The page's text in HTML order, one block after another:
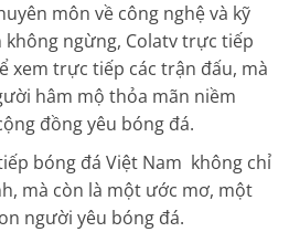
môn về công nghệ và kỹ
ngừng, Colatv trực tiếp
xem trực tiếp các trận đấu, mà
hâm mộ thỏa mãn niềm
đồng yêu bóng đá.
bóng đá Việt Nam không chỉ
mà còn là một ước mơ, một
người yêu bóng đá.